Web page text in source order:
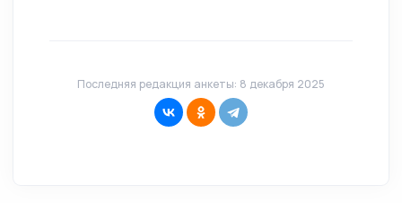
Последняя редакция анкеты: 8 декабря 2025